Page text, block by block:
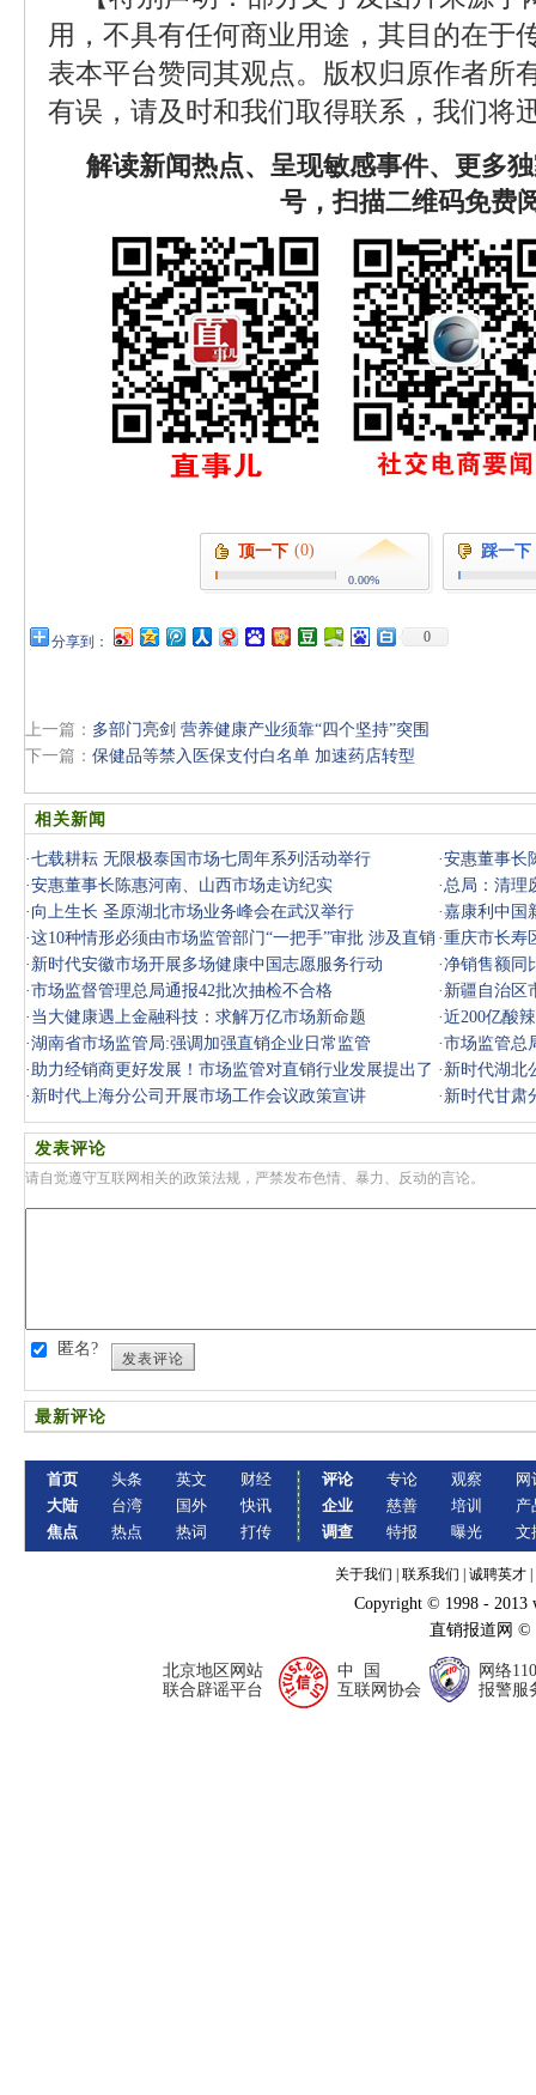
用，不具有任何商业用途，其目的在于
表本平台赞同其观点。版权归原作者所
有误，请及时和我们取得联系，我们将
解读新闻热点、呈现敏感事件、更多
号，扫描二维码免费
顶一下 (0)
0.00%
踩一下
分享到： 0
上一篇： 多部门亮剑 营养健康产业须靠“四个坚持”突围
下一篇： 保健品等禁入医保支付白名单 加速药店转型
相关新闻
·七载耕耘 无限极泰国市场七周年系列活动举行 ·安惠董事长
·安惠董事长陈惠河南、山西市场走访纪实 ·总局：清理
· 向上生长 圣原湖北市场业务峰会在武汉举行 ·嘉康利中国
·这10种情形必须由市场监管部门“一把手”审批 涉及直销
与传销
·重庆市长寿
· 新时代安徽市场开展多场健康中国志愿服务行动 ·净销售额同
场稳健增长
·市场监督管理总局通报42批次抽检不合格 · 新疆自治区
· 当大健康遇上金融科技：求解万亿市场新命题 ·近200亿酸
·湖南省市场监管局:强调加强直销企业日常监管 ·市场监管总
·助力经销商更好发展！市场监管对直销行业发展提出了
三点希望
· 新时代湖北
· 新时代上海分公司开展市场工作会议政策宣讲 · 新时代甘肃
发表评论
请自觉遵守互联网相关的政策法规，严禁发布色情、暴力、反动的言论。
匿名?
发表评论
最新评论
首页
大陆
焦点
头条
台湾
热点
英文
国外
热词
财经
快讯
打传
评论
企业
调查
专论
慈善
特报
观察
培训
曝光
网
产
文
关于我们 联系我们 诚聘英才
Copyright © 1998 - 2013
直销报道网
北京地区网站
联合辟谣平台
中 国
互联网协会
网络110
报警服